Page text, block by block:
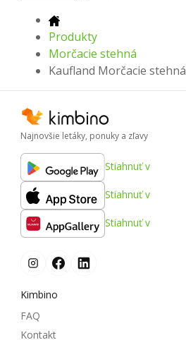
Produkty
Morčacie stehná
Kaufland Morčacie stehná
Najnovšie letáky, ponuky a zľavy
Stiahnuť v
Stiahnuť v
Stiahnuť v
Kimbino
FAQ
Kontakt